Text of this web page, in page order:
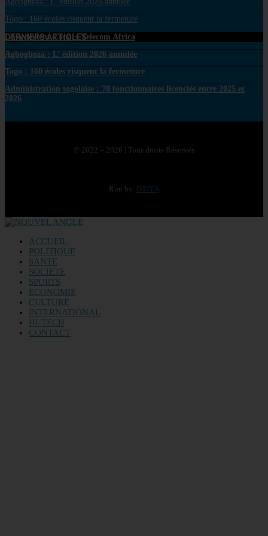
Togo : 160 écoles risquent la fermeture
DERNIERS ARTICLES
GVA devient Canal+ Telecom Africa
Agbogboza : L’ édition 2026 annulée
Togo : 160 écoles risquent la fermeture
Administration togolaise : 78 fonctionnaires licenciés entre 2025 et
2026
© 2022 – 2026 | Tous droits Réservés
Run by OTIYA
ACCUEIL
POLITIQUE
SANTE
SOCIETE
SPORTS
ECONOMIE
CULTURE
INTERNATIONAL
HI-TECH
CONTACT